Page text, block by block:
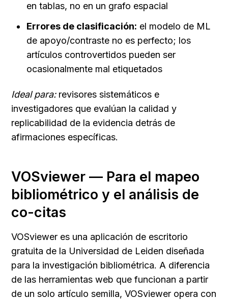
en tablas, no en un grafo espacial
Errores de clasificación: el modelo de ML
de apoyo/contraste no es perfecto; los
artículos controvertidos pueden ser
ocasionalmente mal etiquetados
Ideal para: revisores sistemáticos e
investigadores que evalúan la calidad y
replicabilidad de la evidencia detrás de
afirmaciones específicas.
VOSviewer — Para el mapeo
bibliométrico y el análisis de
co-citas
VOSviewer es una aplicación de escritorio
gratuita de la Universidad de Leiden diseñada
para la investigación bibliométrica. A diferencia
de las herramientas web que funcionan a partir
de un solo artículo semilla, VOSviewer opera con